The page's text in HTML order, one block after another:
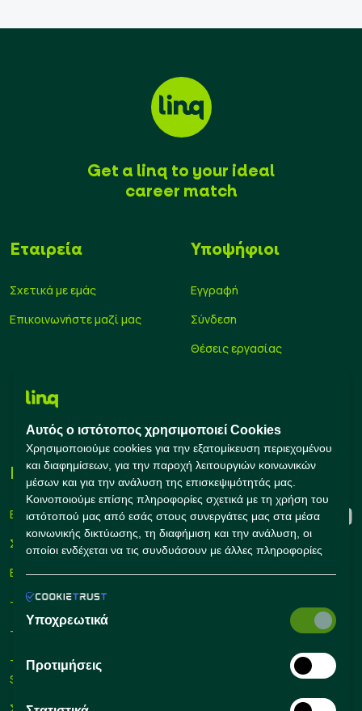
Get a linq to your ideal
career match
Εταιρεία
Σχετικά με εμάς
Επικοινωνήστε μαζί μας
Υποψήφιοι
Εγγραφή
Σύνδεση
Θέσεις εργασίας
Συμβουλές Καριέρας
Εταιρείες
Εγγραφή
Σύνδεση
Εργαλεία Προσλήψεων
– Self Service Hiring Solutions
– Talent Hiring Solutions
– Employer Branding
Solutions
Connect with us
Αυτός ο ιστότοπος χρησιμοποιεί Cookies
Χρησιμοποιούμε cookies για την εξατομίκευση περιεχομένου
και διαφημίσεων, για την παροχή λειτουργιών κοινωνικών
μέσων και για την ανάλυση της επισκεψιμότητάς μας.
Κοινοποιούμε επίσης πληροφορίες σχετικά με τη χρήση του
ιστότοπού μας από εσάς στους συνεργάτες μας στα μέσα
κοινωνικής δικτύωσης, τη διαφήμιση και την ανάλυση, οι
οποίοι ενδέχεται να τις συνδυάσουν με άλλες πληροφορίες
Υποχρεωτικά
Προτιμήσεις